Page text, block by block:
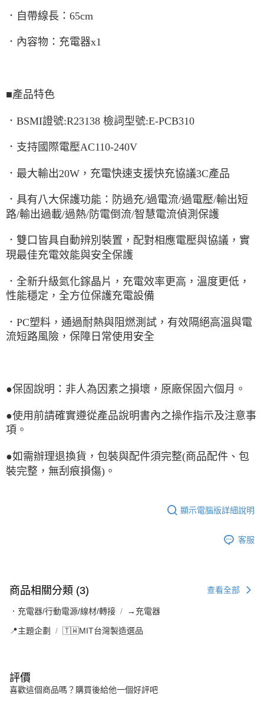
．自帶線長：65cm
．內容物：充電器x1
■產品特色
．BSMI證號:R23138 檢詞型號:E-PCB310
．支持國際電壓AC110-240V
．最大輸出20W，充電快速支援快充協議3C產品
．具有八大保護功能：防過充/過電流/過電壓/輸出短
路/輸出過載/過熱/防電倒流/智慧電流偵測保護
．雙口皆具自動辨別裝置，配對相應電壓與協議，實
現最佳充電效能與安全保護
．全新升級氮化鎵晶片，充電效率更高，溫度更低，
性能穩定，全方位保護充電設備
．PC塑料，通過耐熱與阻燃測試，有效隔絕高溫與電
流短路風險，保障日常使用安全
●保固說明：非人為因素之損壞，原廠保固六個月。
●使用前請確實遵從產品說明書內之操作指示及注意事
項。
●如需辦理退換貨，包裝與配件須完整(商品配件、包
裝完整，無刮痕損傷)。
顯示電腦版詳細說明
客服
商品相關分類 (3) 查看全部
．充電器/行動電源/線材/轉接 →充電器
📍主題企劃 🇹🇼MIT台灣製造選品
評價
喜歡這個商品嗎？購買後給他一個好評吧